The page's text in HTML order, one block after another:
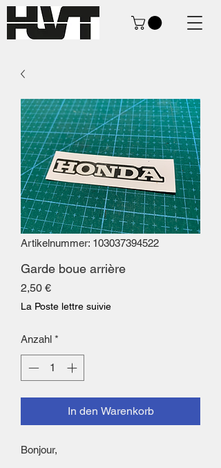
Artikelnummer: 103037394522
Garde boue arrière
2,50 €Preis
La Poste lettre suivie
Anzahl *
In den Warenkorb
Bonjour,